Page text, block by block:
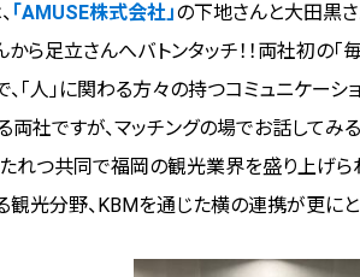
「AMUSE株式会社」の下地さんと大田黒
から足立さんへバトンタッチ！！両社初の
「人」に関わる方々の持つコミュニケー
両社ですが、マッチングの場でお話してみ
れつ共同で福岡の観光業界を盛り上げら
観光分野、KBMを通じた横の連携が更にと